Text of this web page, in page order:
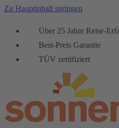
Zu Hauptinhalt springen
Über 25 Jahre Reise-
Best-Preis Garantie
TÜV zertifiziert